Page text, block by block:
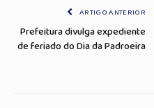
ARTIGO ANTERIOR
Prefeitura divulga expediente
de feriado do Dia da Padroeira